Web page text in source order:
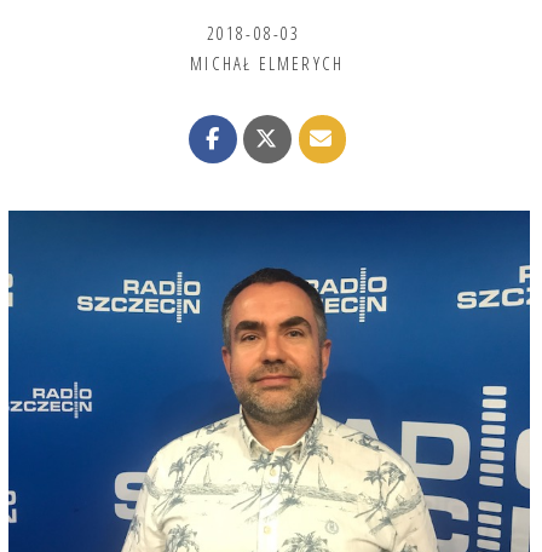
2018-08-03
MICHAŁ ELMERYCH